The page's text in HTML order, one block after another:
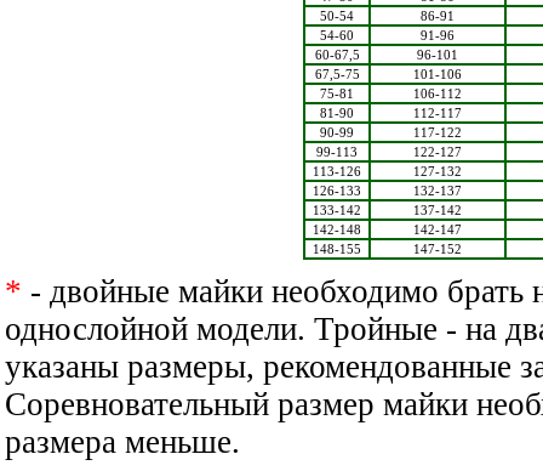
50-54
86-91
54-60
91-96
60-67,5
96-101
67,5-75
101-106
75-81
106-112
81-90
112-117
90-99
117-122
99-113
122-127
113-126
127-132
126-133
132-137
133-142
137-142
142-148
142-147
148-155
147-152
* - двойные майки необходимо брать
однослойной модели. Тройные - на
указаны размеры, рекомендованные
Соревновательный размер майки
размера меньше.